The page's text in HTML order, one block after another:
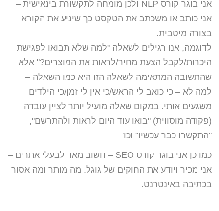
אני בוגר קורס NLP ולכן מומחה לתקשורת בינאישית –
אני כותב או משכתב את הטקסט כך שיניע את הקורא
בצורה מיטבית.
לדוגמה, אנו רגילים לשאלה "למה שלא תבואו לפגישת
היכרות/לקבל הצעת מחיר/לראות את המוצרים?" אלא
שהתשובה המתאימה לשאלה הזו היא כמו השאלה –
למה לא – כי כואב לי הראש/כי אין לי זמן/כי הילדים
משגעים אותי. במקום שאלה מועיל יותר לציין עובדה
(פקודה מוסווית) "בואו עוד היום לראות ולהתרשם",
"התקשרו כבר עכשיו" וכו'
כמו כן אני בוגר קורס SEO – חשוב מאד לבעלי אתרים –
אני מכיר ויודע את החוקים של גוגל, מה מותר ומה אסור
בכתיבה באינטרנט.